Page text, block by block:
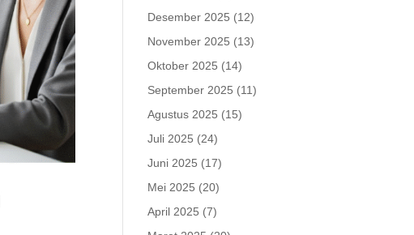
Desember 2025 (12)
November 2025 (13)
Oktober 2025 (14)
September 2025 (11)
Agustus 2025 (15)
Juli 2025 (24)
Juni 2025 (17)
Mei 2025 (20)
April 2025 (7)